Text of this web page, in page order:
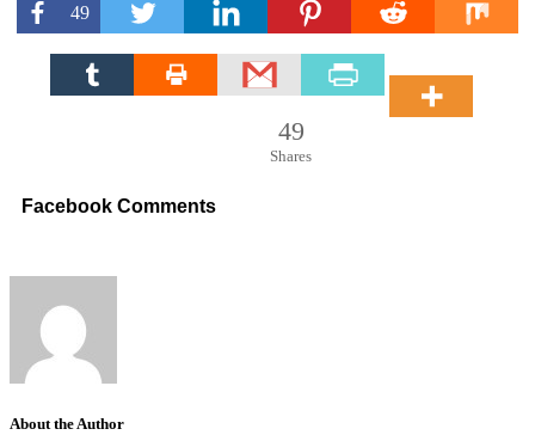
49
49
Shares
Facebook Comments
About the Author